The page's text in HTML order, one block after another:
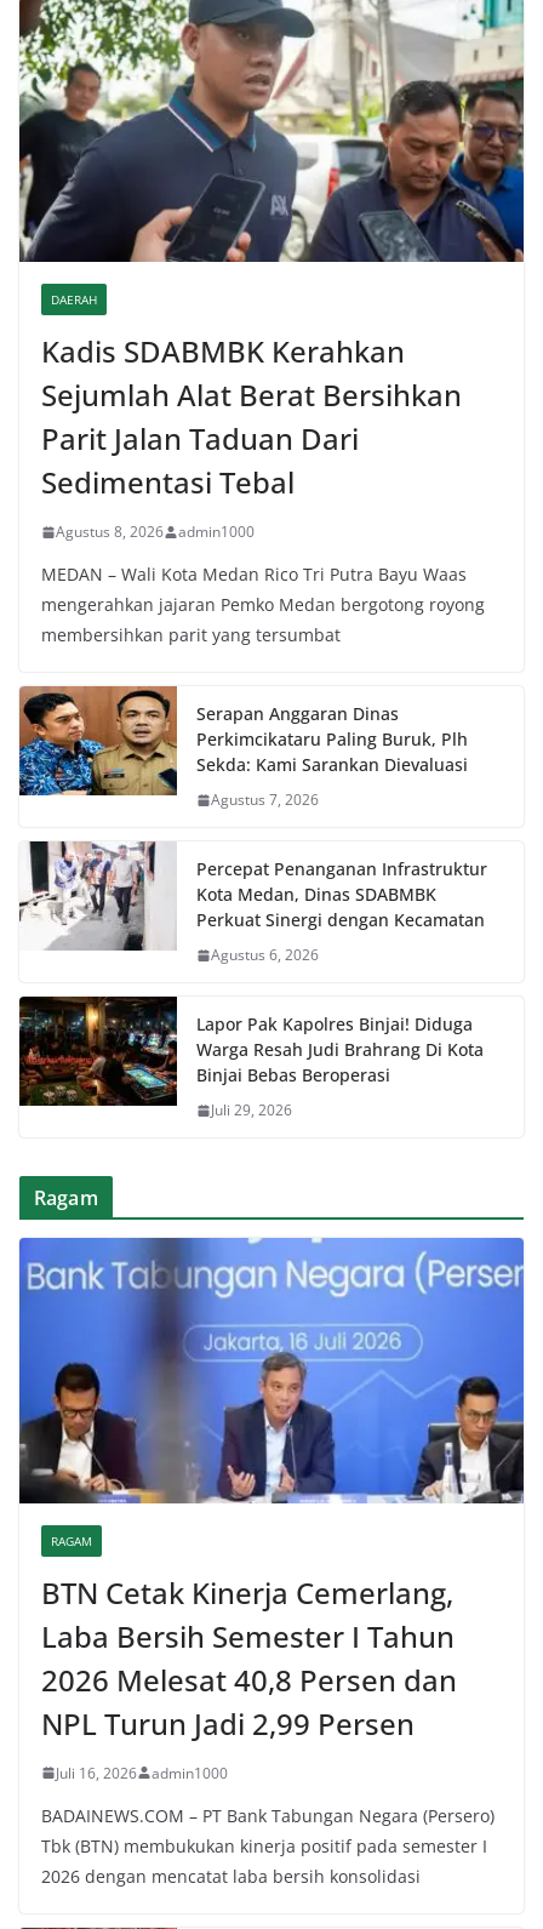
DAERAH
Kadis SDABMBK Kerahkan
Sejumlah Alat Berat Bersihkan
Parit Jalan Taduan Dari
Sedimentasi Tebal
Agustus 8, 2026 admin1000
MEDAN – Wali Kota Medan Rico Tri Putra Bayu Waas
mengerahkan jajaran Pemko Medan bergotong royong
membersihkan parit yang tersumbat
Serapan Anggaran Dinas
Perkimcikataru Paling Buruk, Plh
Sekda: Kami Sarankan Dievaluasi
Agustus 7, 2026
Percepat Penanganan Infrastruktur
Kota Medan, Dinas SDABMBK
Perkuat Sinergi dengan Kecamatan
Agustus 6, 2026
Lapor Pak Kapolres Binjai! Diduga
Warga Resah Judi Brahrang Di Kota
Binjai Bebas Beroperasi
Juli 29, 2026
Ragam
RAGAM
BTN Cetak Kinerja Cemerlang,
Laba Bersih Semester I Tahun
2026 Melesat 40,8 Persen dan
NPL Turun Jadi 2,99 Persen
Juli 16, 2026 admin1000
BADAINEWS.COM – PT Bank Tabungan Negara (Persero)
Tbk (BTN) membukukan kinerja positif pada semester I
2026 dengan mencatat laba bersih konsolidasi